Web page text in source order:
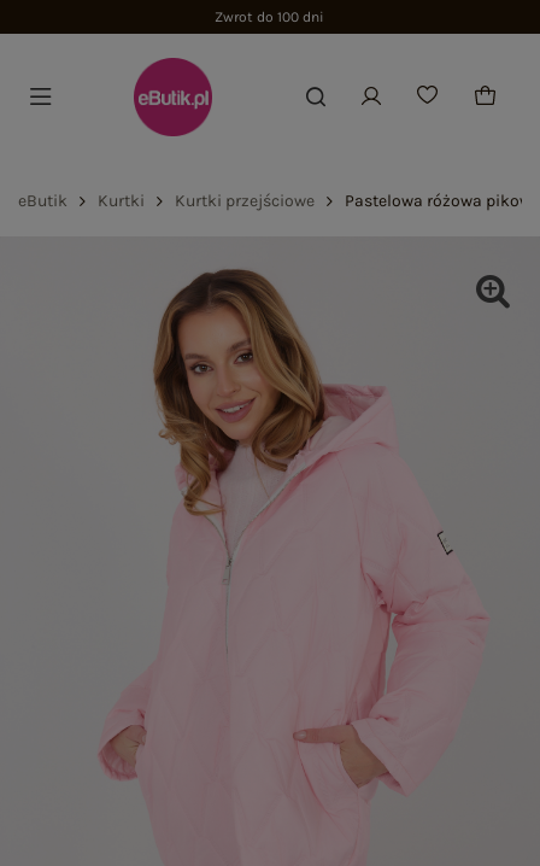
Zwrot do 100 dni
eButik Kurtki Kurtki przejściowe Pastelowa różowa